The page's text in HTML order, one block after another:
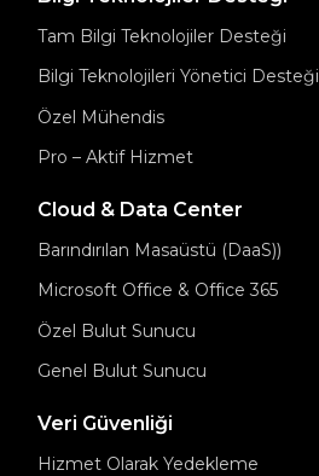
Tam Bilgi Teknolojiler Desteği
Bilgi Teknolojileri Yönetici Desteği
Özel Mühendis
Pro – Aktif Hizmet
Cloud & Data Center
Barındırılan Masaüstü (DaaS))
Microsoft Office & Office 365
Özel Bulut Sunucu
Genel Bulut Sunucu
Veri Güvenliği
Hizmet Olarak Yedekleme